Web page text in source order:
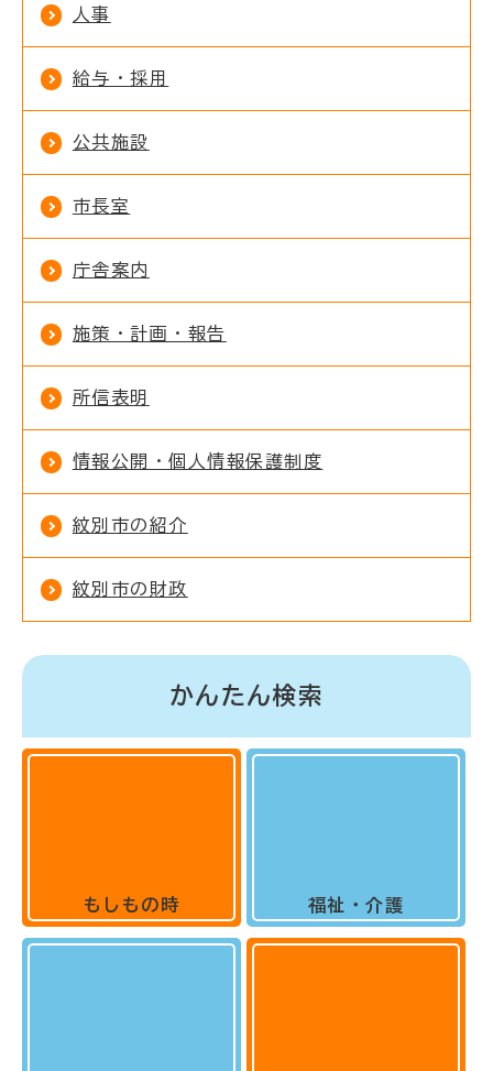
人事
給与・採用
公共施設
市長室
庁舎案内
施策・計画・報告
所信表明
情報公開・個人情報保護制度
紋別市の紹介
紋別市の財政
かんたん検索
もしもの時 福祉・介護